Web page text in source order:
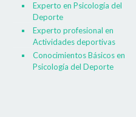
Experto en Psicología del
Deporte
Experto profesional en
Actividades deportivas
Conocimientos Básicos en
Psicología del Deporte